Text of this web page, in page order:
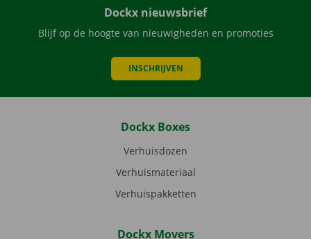
Dockx nieuwsbrief
Blijf op de hoogte van nieuwigheden en promoties
INSCHRIJVEN
Dockx Boxes
Verhuisdozen
Verhuismateriaal
Verhuispakketten
Dockx Movers